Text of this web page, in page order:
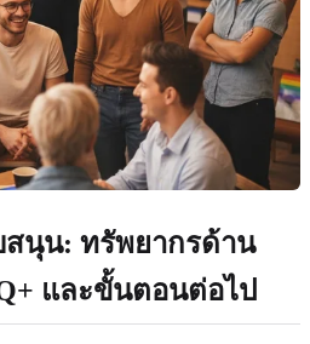
นุน: ทรัพยากรด้าน
และขั้นตอนต่อไป